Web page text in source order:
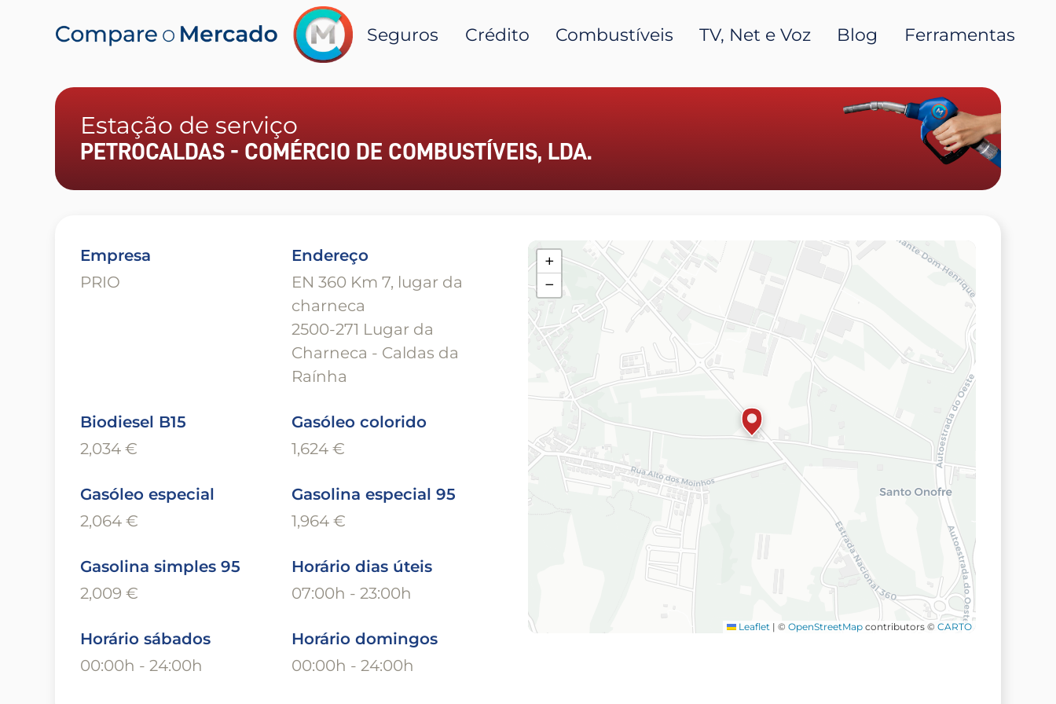
Seguros Crédito Combustíveis TV, Net e Voz Blog Ferramentas
Estação de serviço
PETROCALDAS - COMÉRCIO DE COMBUSTÍVEIS, LDA.
Empresa
PRIO
Endereço
EN 360 Km 7, lugar da
charneca
2500-271 Lugar da
Charneca - Caldas da
Raínha
Biodiesel B15
2,034 €
Gasóleo colorido
1,624 €
Gasóleo especial
2,064 €
Gasolina especial 95
1,964 €
Gasolina simples 95
2,009 €
Horário dias úteis
07:00h - 23:00h
Horário sábados
00:00h - 24:00h
Horário domingos
00:00h - 24:00h
+
−
Leaflet | © OpenStreetMap contributors © CARTO